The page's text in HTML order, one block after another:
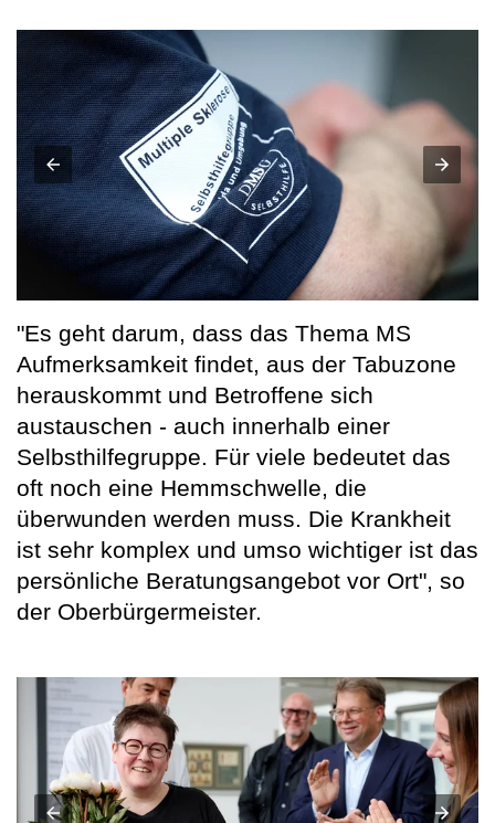
"Es geht darum, dass das Thema MS
Aufmerksamkeit findet, aus der Tabuzone
herauskommt und Betroffene sich
austauschen - auch innerhalb einer
Selbsthilfegruppe. Für viele bedeutet das
oft noch eine Hemmschwelle, die
überwunden werden muss. Die Krankheit
ist sehr komplex und umso wichtiger ist das
persönliche Beratungsangebot vor Ort", so
der Oberbürgermeister.